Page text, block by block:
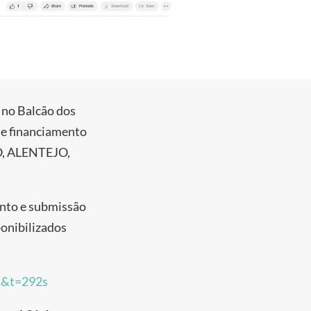
Balcão dos
financiamento
ALENTEJO,
e submissão